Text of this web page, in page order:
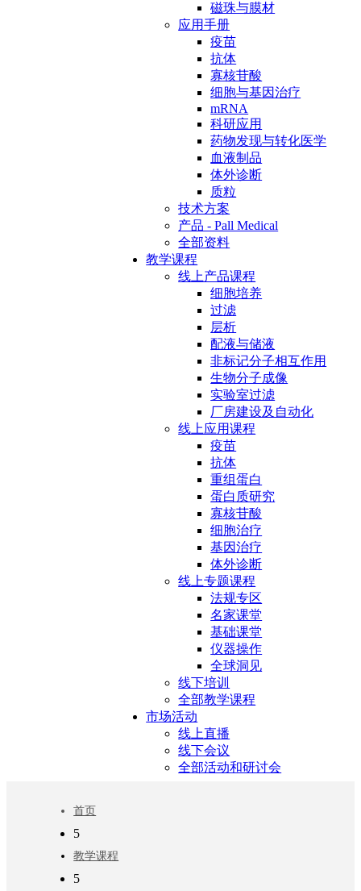
磁珠与膜材
应用手册
疫苗
抗体
寡核苷酸
细胞与基因治疗
mRNA
科研应用
药物发现与转化医学
血液制品
体外诊断
质粒
技术方案
产品 - Pall Medical
全部资料
教学课程
线上产品课程
细胞培养
过滤
层析
配液与储液
非标记分子相互作用
生物分子成像
实验室过滤
厂房建设及自动化
线上应用课程
疫苗
抗体
重组蛋白
蛋白质研究
寡核苷酸
细胞治疗
基因治疗
体外诊断
线上专题课程
法规专区
名家课堂
基础课堂
仪器操作
全球洞见
线下培训
全部教学课程
市场活动
线上直播
线下会议
全部活动和研讨会
首页
5
教学课程
5